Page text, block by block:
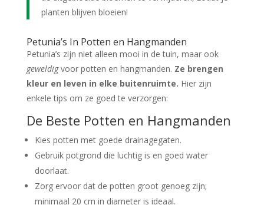
planten blijven bloeien!
Petunia’s In Potten en Hangmanden
Petunia’s zijn niet alleen mooi in de tuin, maar ook
geweldigvoor potten en hangmanden. Ze brengen
kleur en leven in elke buitenruimte. Hier zijn
enkele tips om ze goed te verzorgen:
De Beste Potten en Hangmanden
Kies potten met goede drainagegaten.
Gebruik potgrond die luchtig is en goed water
doorlaat.
Zorg ervoor dat de potten groot genoeg zijn;
minimaal 20 cm in diameter is ideaal.